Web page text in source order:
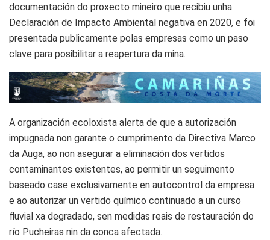
documentación do proxecto mineiro que recibiu unha
Declaración de Impacto Ambiental negativa en 2020, e foi
presentada publicamente polas empresas como un paso
clave para posibilitar a reapertura da mina.
A organización ecoloxista alerta de que a autorización
impugnada non garante o cumprimento da Directiva Marco
da Auga, ao non asegurar a eliminación dos vertidos
contaminantes existentes, ao permitir un seguimento
baseado case exclusivamente en autocontrol da empresa
e ao autorizar un vertido químico continuado a un curso
fluvial xa degradado, sen medidas reais de restauración do
río Pucheiras nin da conca afectada.